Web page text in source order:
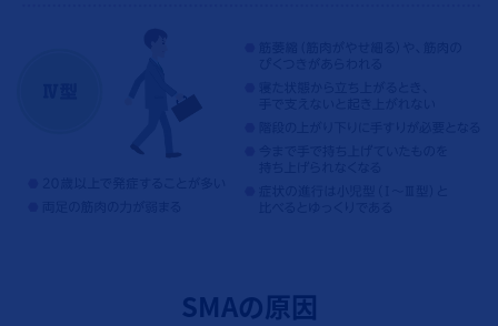
SMAの原因